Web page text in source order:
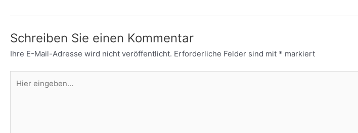
Schreiben Sie einen Kommentar
Ihre E-Mail-Adresse wird nicht veröffentlicht. Erforderliche Felder sind mit * markiert
eingeben…